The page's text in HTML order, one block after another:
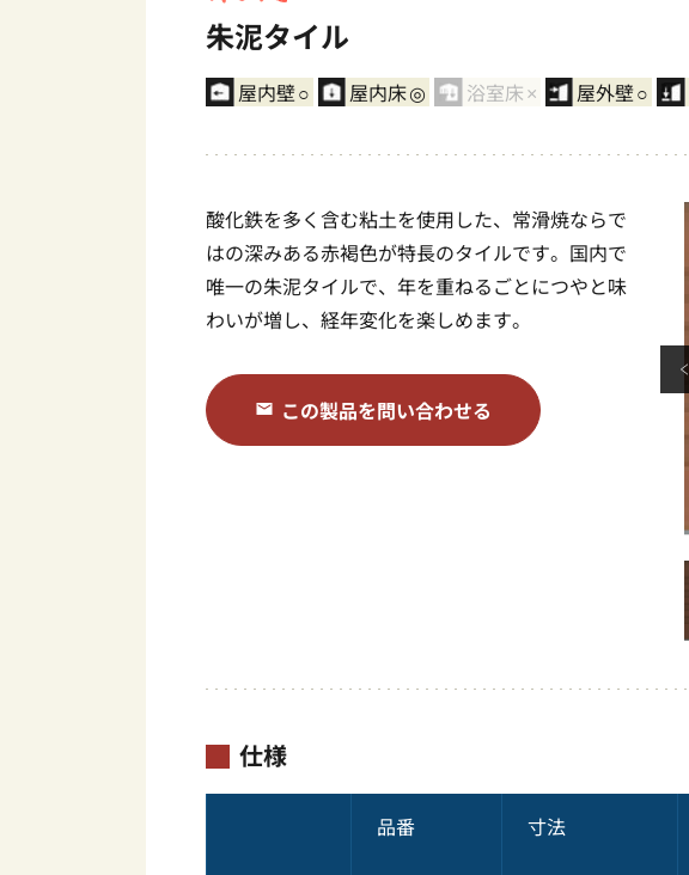
朱泥タイル
屋内壁○ 屋内床◎ 浴室床× 屋外壁○
酸化鉄を多く含む粘土を使用した、常滑焼ならで
はの深みある赤褐色が特長のタイルです。国内で
唯一の朱泥タイルで、年を重ねるごとにつやと味
わいが増し、経年変化を楽しめます。
この製品を問い合わせる
仕様
品番 寸法